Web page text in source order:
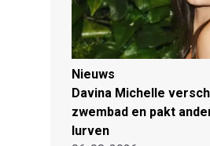
Nieuws
Davina Michelle
zwembad en pakt
lurven